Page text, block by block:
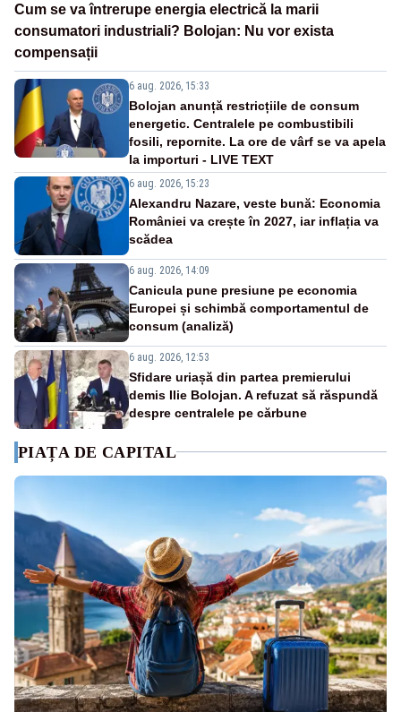
Cum se va întrerupe energia electrică la marii
consumatori industriali? Bolojan: Nu vor exista
compensații
6 aug. 2026, 15:33
Bolojan anunță restricțiile de consum
energetic. Centralele pe combustibili
fosili, repornite. La ore de vârf se va apela
la importuri - LIVE TEXT
6 aug. 2026, 15:23
Alexandru Nazare, veste bună: Economia
României va crește în 2027, iar inflația va
scădea
6 aug. 2026, 14:09
Canicula pune presiune pe economia
Europei și schimbă comportamentul de
consum (analiză)
6 aug. 2026, 12:53
Sfidare uriașă din partea premierului
demis Ilie Bolojan. A refuzat să răspundă
despre centralele pe cărbune
PIAȚA DE CAPITAL